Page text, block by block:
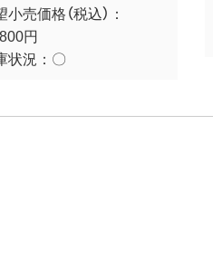
小売価格（税込）：
円
状況： 〇